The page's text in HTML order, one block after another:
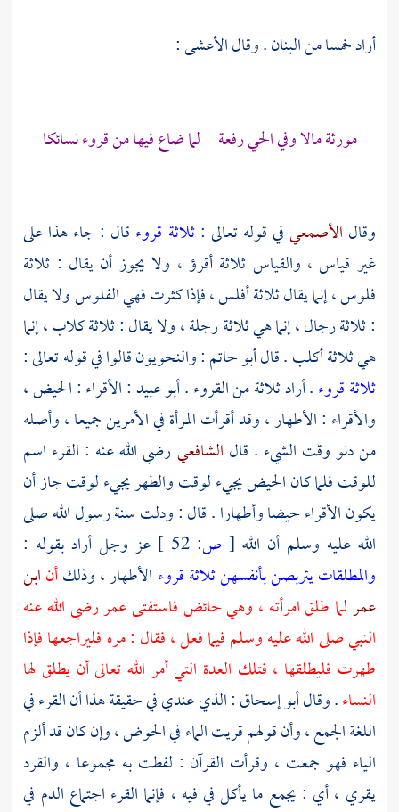
أراد خمسا من البنان . وقالالأعشى:
مورثة مالا وفي الحي رفعة لما ضاع فيها من قروء نسائكا
وقال الأصمعيفي قوله تعالى :ثلاثة قروء قال : جاء هذا على
غير قياس ، والقياس ثلاثة أقرؤ ، ولا يجوز أن يقال : ثلاثة
فلوس ، إنما يقال ثلاثة أفلس ، فإذا كثرت فهي الفلوس ولا يقال
: ثلاثة رجال ، إنما هي ثلاثة رجلة ، ولا يقال : ثلاثة كلاب ، إنما
هي ثلاثة أكلب . قالأبو حاتم: والنحويون قالوا في قوله تعالى :
ثلاثة قروء. أراد ثلاثة من القروء .أبو عبيد: الأقراء : الحيض ،
والأقراء : الأطهار ، وقد أقرأت المرأة في الأمرين جميعا ، وأصله
من دنو وقت الشيء . قال الشافعيرضي الله عنه : القرء اسم
للوقت فلما كان الحيض يجيء لوقت والطهر يجيء لوقت جاز أن
يكون الأقراء حيضا وأطهارا . قال : ودلت سنة رسول الله صلى
الله عليه وسلم أن الله [ ص:
عز وجل أراد بقوله :
والمطلقات يتربصن بأنفسهن ثلاثة قروء الأطهار ، وذلكأنابن
عمرلما طلق امرأته ، وهي حائض فاستفتىعمررضي الله عنه
النبي صلى الله عليه وسلم فيما فعل ، فقال : مره فليراجعها فإذا
طهرت فليطلقها ، فتلك العدة التي أمر الله تعالى أن يطلق لها
النساء. وقالأبو إسحاق: الذي عندي في حقيقة هذا أن القرء في
اللغة الجمع ، وأن قولهم قريت الماء في الحوض ، وإن كان قد ألزم
الياء فهو جمعت ، وقرأت القرآن : لفظت به مجموعا ، والقرد
يقري ، أي : يجمع ما يأكل في فيه ، فإنما القرء اجتماع الدم في